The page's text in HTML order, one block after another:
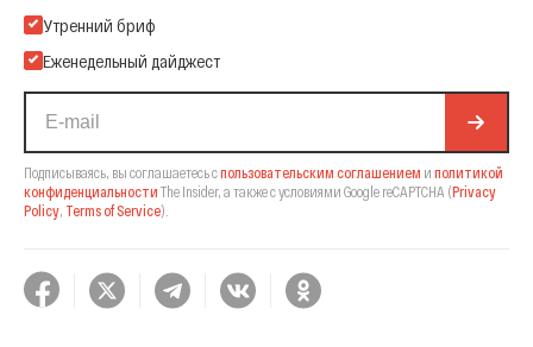
Подпишитесь на нашу Email-рассылку
Утренний бриф
Еженедельный дайджест
Подписываясь, вы соглашаетесь спользовательским соглашением и политикой
конфиденциальности The Insider, а также с условиями Google reCAPTCHA (Privacy
Policy Terms of Service).